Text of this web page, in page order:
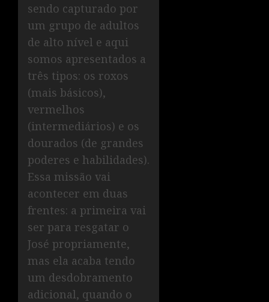
sendo capturado por
um grupo de adultos
de alto nível e aqui
somos apresentados a
três tipos: os roxos
(mais básicos),
vermelhos
(intermediários) e os
dourados (de grandes
poderes e habilidades).
Essa missão vai
acontecer em duas
frentes: a primeira vai
ser para resgatar o
José propriamente,
mas ela acaba tendo
um desdobramento
adicional, quando o